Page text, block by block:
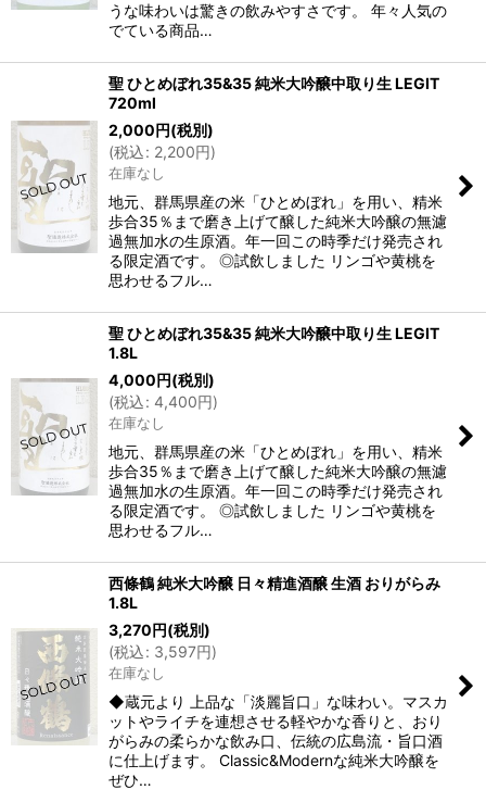
うな味わいは驚きの飲みやすさです。 年々人気の
でている商品…
聖 ひとめぼれ35&35 純米大吟醸中取り生 LEGIT
720ml
2,000円(税別)
(税込: 2,200円)
在庫なし
地元、群馬県産の米「ひとめぼれ」を用い、精米
歩合35％まで磨き上げて醸した純米大吟醸の無濾
過無加水の生原酒。年一回この時季だけ発売され
る限定酒です。 ◎試飲しました リンゴや黄桃を
思わせるフル…
聖 ひとめぼれ35&35 純米大吟醸中取り生 LEGIT
1.8L
4,000円(税別)
(税込: 4,400円)
在庫なし
地元、群馬県産の米「ひとめぼれ」を用い、精米
歩合35％まで磨き上げて醸した純米大吟醸の無濾
過無加水の生原酒。年一回この時季だけ発売され
る限定酒です。 ◎試飲しました リンゴや黄桃を
思わせるフル…
西條鶴 純米大吟醸 日々精進酒醸 生酒 おりがらみ
1.8L
3,270円(税別)
(税込: 3,597円)
在庫なし
◆蔵元より 上品な「淡麗旨口」な味わい。マスカ
ットやライチを連想させる軽やかな香りと、おり
がらみの柔らかな飲み口、伝統の広島流・旨口酒
に仕上げます。 Classic&Modernな純米大吟醸を
ぜひ…